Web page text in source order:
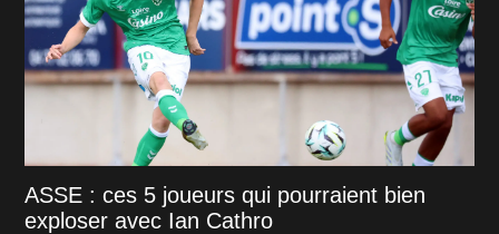
ASSE : ces 5 joueurs qui pourraient bien
exploser avec Ian Cathro